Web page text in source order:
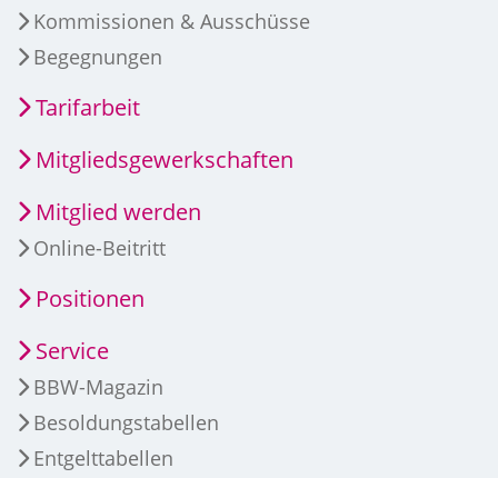
Kommissionen & Ausschüsse
Begegnungen
Tarifarbeit
Mitgliedsgewerkschaften
Mitglied werden
Online-Beitritt
Positionen
Service
BBW-Magazin
Besoldungstabellen
Entgelttabellen